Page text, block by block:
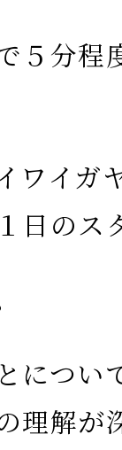
５分程
ワイガ
日のス
につ
理解が